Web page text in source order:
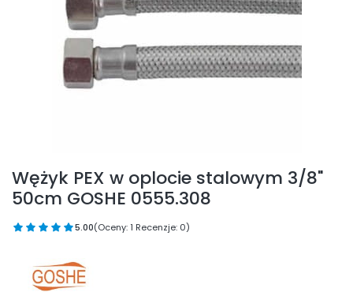
Wężyk PEX w oplocie stalowym 3/8"
50cm GOSHE 0555.308
5.00(Oceny: 1 Recenzje: 0)